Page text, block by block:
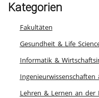
Kategorien
Fakultäten
Gesundheit & Life
Informatik &
Lehren & Lernen an der